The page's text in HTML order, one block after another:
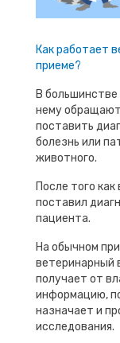
Как работает
приеме?
В большинстве
нему
поставить
болезнь или
животного.
После того
поставил
пациента.
На обычном
ветеринарный
получает от
информацию,
назначает и
исследования.